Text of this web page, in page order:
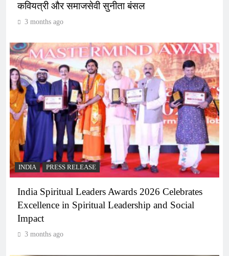
कवियत्री और समाजसेवी सुनीता बंसल
3 months ago
INDIA PRESS RELEASE
India Spiritual Leaders Awards 2026 Celebrates
Excellence in Spiritual Leadership and Social
Impact
3 months ago